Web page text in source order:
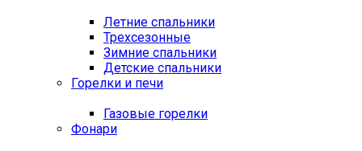
Летние спальники
Трехсезонные
Зимние спальники
Детские спальники
Горелки и печи
Газовые горелки
Фонари